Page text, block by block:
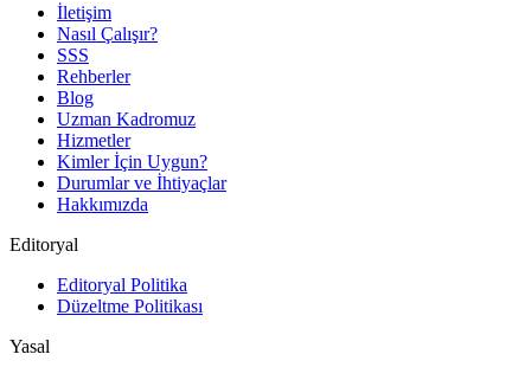
İletişim
Nasıl Çalışır?
SSS
Rehberler
Blog
Uzman Kadromuz
Hizmetler
Kimler İçin Uygun?
Durumlar ve İhtiyaçlar
Hakkımızda
Editoryal
Editoryal Politika
Düzeltme Politikası
Yasal